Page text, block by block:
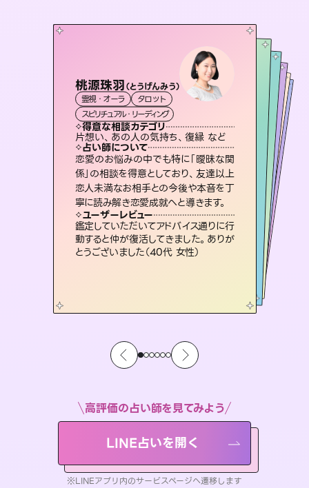
桃源珠羽（とうげんみう）
霊視・オーラ
タロット
スピリチュアル・リーディング
得意な相談カテゴリ
片想い、あの人の気持ち、復縁 など
占い師について
恋愛のお悩みの中でも特に「曖昧な関
係」の相談を得意としており、友達以上
恋人未満なお相手との今後や本音を丁
寧に読み解き恋愛成就へと導きます。
ユーザーレビュー
鑑定していただいてアドバイス通りに行
動すると仲が復活してきました。ありが
とうございました（40代 女性）
セラピスト理恵
霊視・オーラ タロット
スピリチュアル・リーディング
得意な相談カテゴリ
片想い、二人の未来、年の差 など
占い師について
連絡再開、復縁、成就などの報告実績
多数。セラピストとして2万超の施術経
験があるからこそできる鑑定で、より良
い未来をサポートします。
ユーザーレビュー
とても心温まる鑑定でした。しかもこち
らは何も言っていないのに視えていらっ
しゃるんだなと驚きです（30代女性）
彗望（すいぼう
霊視・オーラ
スピリチュアル・リーディング
得意な相談カテゴリ
片想い、あの人の気持ち、復縁 など
占い師について
3,700年以上の歴史を持つ東洋最古の
占術「易占」で詳細まで占い、幸せへ向
かう道筋を示します。厳しい結果にも具
体的な対策をお伝えします。
ユーザーレビュー
複雑な背景もしっかり聞いて鑑定して
いただけました。気持ちが楽になりまし
た（50代 女性）
アイリス -iris-
西洋占星術
ルーン
得意な相談カテゴリ
恋愛総合、片想い、二人の未来 など
占い師について
復縁、恋愛、不倫の行方、同性愛や片思い、仕事関係や借金問題まで知りたいことや心の負担になっていることを紐解き、背中をそっと押して導きます。
ユーザーレビュー
安心感のあり、言い切ってくれる所や濁
さない鑑定のおかげで、毎回自分の気
持ちを整えられます（30代 男性）
おう 霊感オラクル
霊視・オーラ
オラクルカード
得意な相談カテゴリ
恋愛総合、あの人の気持ち など
占い師について
霊視×オラクルカードを使って「今」と
「未来」そして「気になるあの人の気持
ち」まで丁寧に読み解き、恋や人生のヒ
ントを優しく引き出します。
ユーザーレビュー
不安な気持ちが嘘みたいに晴れまし
た…！よく視えていらっしゃるんだなと
感じました（40代 女性）
未来視師＊花
霊視・オーラ 心理学
スピリチュアル・リーディング
得意な相談カテゴリ
出逢い、片想い、復縁 など
占い師について
未来には何パターンもの選択肢があり
ます。不安で視えにくくなっているあな
たの素敵な未来を見つけ、その未来を
選択できるようアドバイスします。
ユーザーレビュー
職場の人の性質や人間関係、本心など
本当によく視えていてびっくり。対策が
打てて前向きになれます（40代）
高評価の占い師を見てみよう
LINE占いを開く
※LINEアプリ内のサービスページへ遷移します